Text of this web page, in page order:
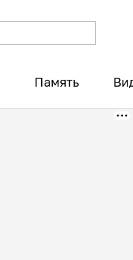
Память